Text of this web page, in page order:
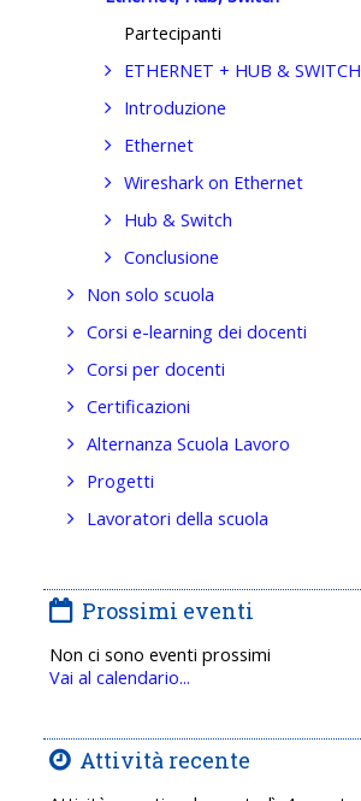
Partecipanti
ETHERNET + HUB & SWITCH
Introduzione
Ethernet
Wireshark on Ethernet
Hub & Switch
Conclusione
Non solo scuola
Corsi e-learning dei docenti
Corsi per docenti
Certificazioni
Alternanza Scuola Lavoro
Progetti
Lavoratori della scuola
Prossimi eventi
Non ci sono eventi prossimi
Vai al calendario...
Attività recente